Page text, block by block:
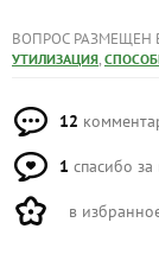
ВОПРОС РАЗМЕЩЕН
УТИЛИЗАЦИЯ,
12
1 спасибо
в